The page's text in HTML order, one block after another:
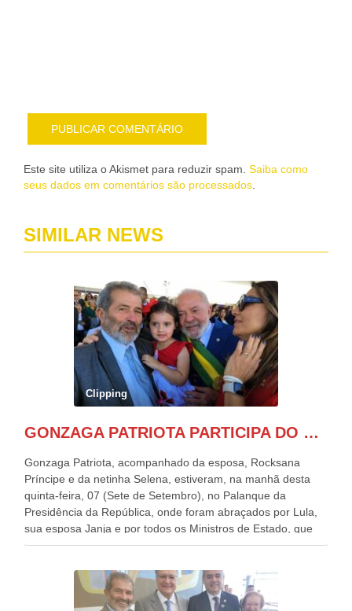
Este site utiliza o Akismet para reduzir spam. Saiba como
seus dados em comentários são processados
SIMILAR NEWS
Clipping
GONZAGA PATRIOTA PARTICIPA DO DESFILE DA INDEPENDÊNCIA NO PALANQUE DA PRESIDÊNCIA DA REPÚBLICA E É ABRAÇADO POR LULA E POR GERALDO ALCKMIN.
Gonzaga Patriota, acompanhado da esposa, Rocksana
Príncipe e da netinha Selena, estiveram, na manhã desta
quinta-feira, 07 (Sete de Setembro), no Palanque da
Presidência da República, onde foram abraçados por Lula,
sua esposa Janja e por todos os Ministros de Estado, que
estavam presentes, nos Desfiles da Independência da
outros desfiles, na Esplanada dos Ministérios, disse ter sido
o deste ano, o maior e o mais organizado de todos. “Há